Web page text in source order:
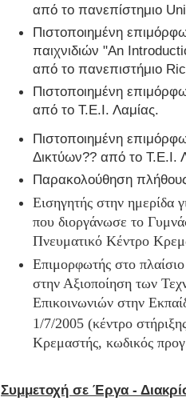
από το πανεπίστημιο
Πιστοποιημένη
παιχνιδιών "An
από το πανεπιστήμιο
Πιστοποιημένη
από το Τ.Ε.Ι. Λαμίας.
Πιστοποιημένη
Δικτύων?? από το Τ.Ε.Ι.
Παρακολούθηση
Εισηγητής στην ημερίδα
που διοργάνωσε το
Πνευματικό Κέντρο
Επιμορφωτής στο
στην Αξιοποίηση των
Επικοινωνιών στην
1/7/2005 (κέντρο
Κρεμαστής, κωδικός
Συμμετοχή σε Έργα -